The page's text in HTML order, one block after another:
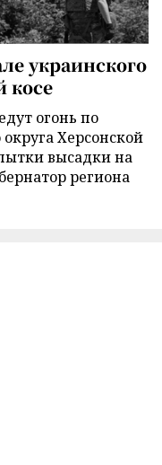
украинского
косе
огонь по
Херсонской
высадки на
региона